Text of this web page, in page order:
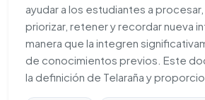
ayudar a los estudiantes a procesar,
priorizar, retener y recordar nueva
manera que la integren
de conocimientos previos. Este
la definición de Telaraña y